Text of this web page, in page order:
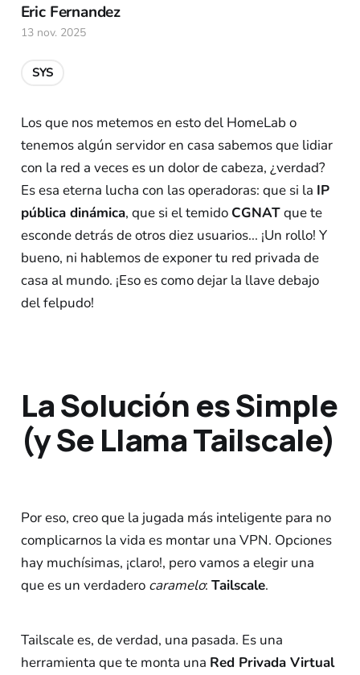
Los que nos metemos en esto del HomeLab o
tenemos algún servidor en casa sabemos que lidiar
con la red a veces es un dolor de cabeza, ¿verdad?
Es esa eterna lucha con las operadoras: que si la IP
pública dinámica, que si el temido CGNATque te
esconde detrás de otros diez usuarios... ¡Un rollo! Y
bueno, ni hablemos de exponer tu red privada de
casa al mundo. ¡Eso es como dejar la llave debajo
del felpudo!
La Solución es Simple
(y Se Llama Tailscale)
Por eso, creo que la jugada más inteligente para no
complicarnos la vida es montar una VPN. Opciones
hay muchísimas, ¡claro!, pero vamos a elegir una
que es un verdadero caramelo: Tailscale.
Tailscale es, de verdad, una pasada. Es una
herramienta que te monta una Red Privada Virtual
Eric Fernandez
13 nov. 2025
SYS